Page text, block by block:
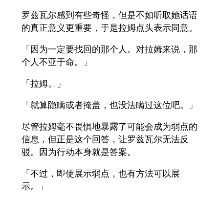
罗兹瓦尔感到有些奇怪，但是不如听取她话语
的真正意义更重要，于是拉姆点头表示同意。
「因为一定要找回的那个人。对拉姆来说，那
个人不亚于命。」
「拉姆。」
「就算隐瞒或者掩盖，也没法瞒过这位吧。」
尽管拉姆毫不畏惧地暴露了可能会成为弱点的
信息，但正是这个回答，让罗兹瓦尔无法反
驳。因为行动本身就是答案。
「不过，即使展示弱点，也有方法可以展
示。」